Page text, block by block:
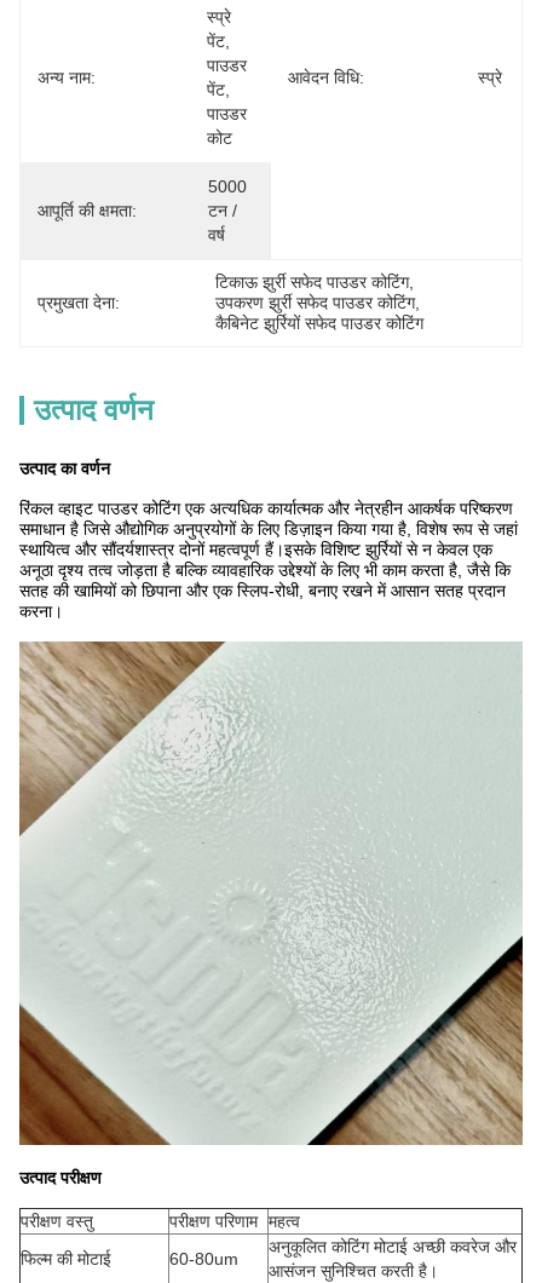
अन्य नाम:
स्प्रे
पेंट,
पाउडर
पेंट,
पाउडर
कोट
आवेदन विधि: स्प्रे
आपूर्ति की क्षमता:
5000
टन /
वर्ष
प्रमुखता देना:
टिकाऊ झुर्री सफेद पाउडर कोटिंग,
उपकरण झुर्री सफेद पाउडर कोटिंग,
कैबिनेट झुर्रियों सफेद पाउडर कोटिंग
उत्पाद वर्णन
उत्पाद का वर्णन
रिंकल व्हाइट पाउडर कोटिंग एक अत्यधिक कार्यात्मक और नेत्रहीन आकर्षक परिष्करण
समाधान है जिसे औद्योगिक अनुप्रयोगों के लिए डिज़ाइन किया गया है, विशेष रूप से जहां
स्थायित्व और सौंदर्यशास्त्र दोनों महत्वपूर्ण हैं।इसके विशिष्ट झुर्रियों से न केवल एक
अनूठा दृश्य तत्व जोड़ता है बल्कि व्यावहारिक उद्देश्यों के लिए भी काम करता है, जैसे कि
सतह की खामियों को छिपाना और एक स्लिप-रोधी, बनाए रखने में आसान सतह प्रदान
करना।
उत्पाद परीक्षण
परीक्षण वस्तु परीक्षण परिणाम महत्व
फिल्म की मोटाई
60-80um
अनुकूलित कोटिंग मोटाई अच्छी कवरेज और
आसंजन सुनिश्चित करती है।